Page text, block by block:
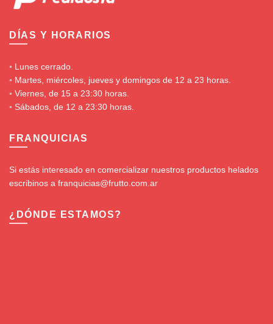
DÍAS Y HORARIOS
◦ Lunes cerrado.
◦ Martes, miércoles, jueves y domingos de 12 a 23 horas.
◦ Viernes, de 15 a 23:30 horas.
◦ Sábados, de 12 a 23:30 horas.
FRANQUICIAS
Si estás interesado en comercializar nuestros productos helados
escribinos a franquicias@frutto.com.ar
¿DÓNDE ESTAMOS?